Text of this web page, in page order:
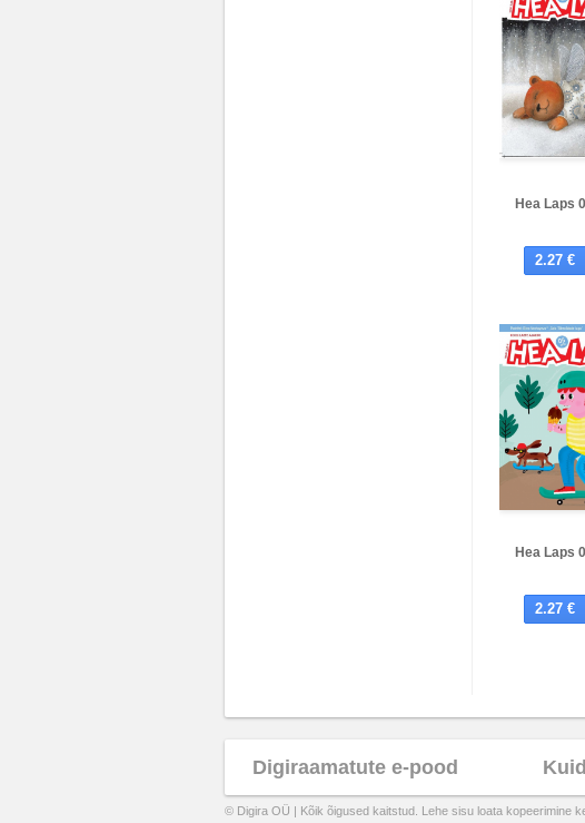
Hea Laps
2.27 €
Hea Laps
2.27 €
Digiraamatute e-pood
© Digira OÜ | Kõik õigused kaitstud. Lehe sisu loata kopeerimine